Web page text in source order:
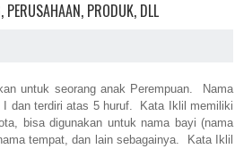
PRODUK, DLL
untuk seorang anak Perempuan. Nama
I dan terdiri atas 5 huruf. Kata Iklil memiliki
bisa digunakan untuk nama bayi (nama
tempat, dan lain sebagainya. Kata Iklil